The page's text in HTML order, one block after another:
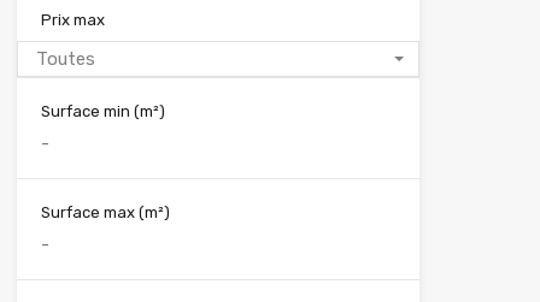
Prix max
Toutes
Surface min (m²)
Surface max (m²)